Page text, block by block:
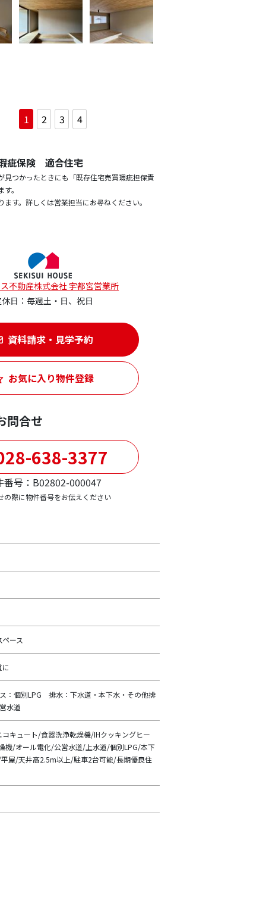
1 2 3 4
疵保険 適合住宅
見つかったときにも「既存住宅売買瑕疵担保責
。
す。詳しくは営業担当にお尋ねください。
不動産株式会社 宇都宮営業所
休日：毎週土・日、祝日
資料請求・見学予約
お気に入り物件登録
問合せ
638-3377
番号：B02802-000047
の際に物件番号をお伝えください
ース
：個別LPG 排水：下水道・本下水・その他排
水道
キュート/食器洗浄乾燥機/IHクッキングヒー
機/オール電化/公営水道/上水道/個別LPG/本下
屋/天井高2.5m以上/駐車2台可能/長期優良住